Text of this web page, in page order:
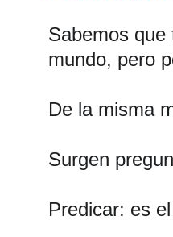
Sabemos que
mundo, pero
De la misma
Surgen
Predicar: es